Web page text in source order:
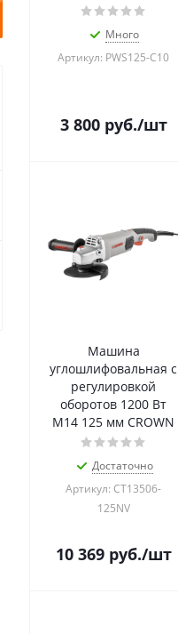
Много
Артикул: PWS125-C10
3 800руб./шт
Машина
углошлифовальная с
регулировкой
оборотов 1200 Вт
М14 125 мм CROWN
Достаточно
Артикул: CT13506-
125NV
10 369руб./шт